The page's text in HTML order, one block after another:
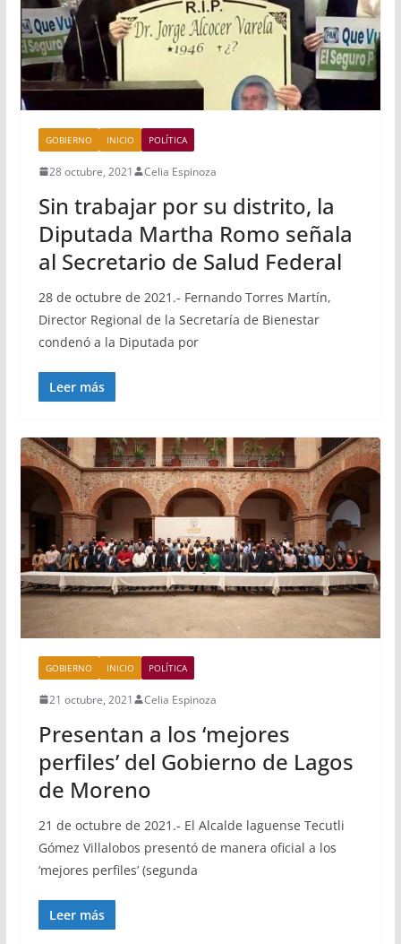
GOBIERNO INICIO POLÍTICA
28 octubre, 2021 Celia Espinoza
Sin trabajar por su distrito, la
Diputada Martha Romo señala
al Secretario de Salud Federal
28 de octubre de 2021.- Fernando Torres Martín,
Director Regional de la Secretaría de Bienestar
condenó a la Diputada por
Leer más
GOBIERNO INICIO POLÍTICA
21 octubre, 2021 Celia Espinoza
Presentan a los ‘mejores
perfiles’ del Gobierno de Lagos
de Moreno
21 de octubre de 2021.- El Alcalde laguense Tecutli
Gómez Villalobos presentó de manera oficial a los
‘mejores perfiles’ (segunda
Leer más